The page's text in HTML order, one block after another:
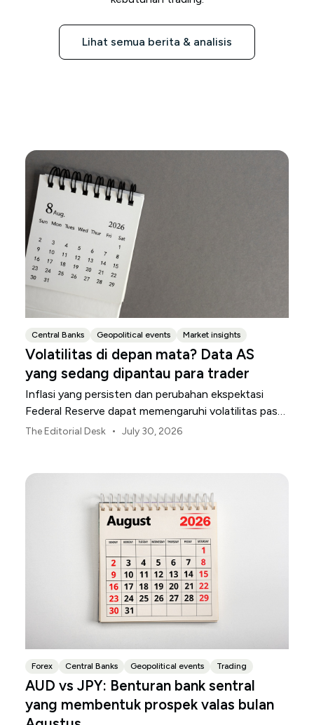
Lihat semua berita & analisis
Central Banks Geopolitical events Market insights
Volatilitas di depan mata? Data AS
yang sedang dipantau para trader
Inflasi yang persisten dan perubahan ekspektasi
Federal Reserve dapat memengaruhi volatilitas pasar
AS sepanjang bulan Agustus.
The Editorial Desk • July 30, 2026
Forex Central Banks Geopolitical events Trading
AUD vs JPY: Benturan bank sentral
yang membentuk prospek valas bulan